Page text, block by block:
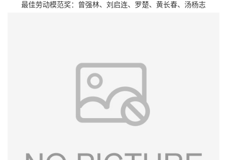
最佳劳动模范奖：曾强林、刘启连、罗楚、黄长春、汤杨志